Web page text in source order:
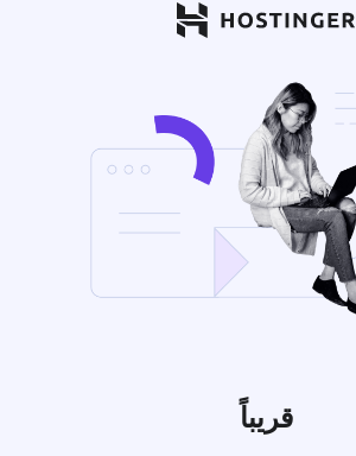
قريباً